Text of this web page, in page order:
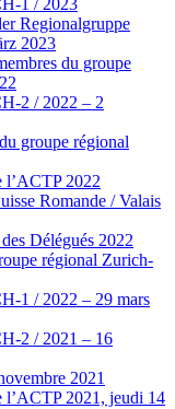
1 / 2023
Regionalgruppe
2023
du groupe
2 / 2022 – 2
groupe régional
l’ACTP 2022
Romande / Valais
Délégués 2022
régional Zurich-
1 / 2022 – 29 mars
2 / 2021 – 16
2021
l’ACTP 2021, jeudi 14